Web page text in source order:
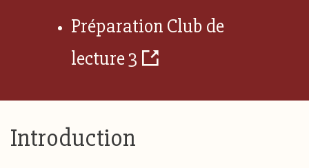
Préparation Club de
lecture 3
Introduction